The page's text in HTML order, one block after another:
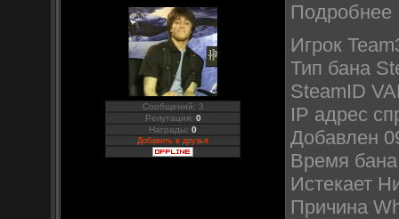
Сообщений: 3
Репутация: 0
Награды:0
Добавить в друзья
Подробнее
Игрок
Тип бана
SteamID
IP адрес
Добавлен
Время
Истекает
Причина